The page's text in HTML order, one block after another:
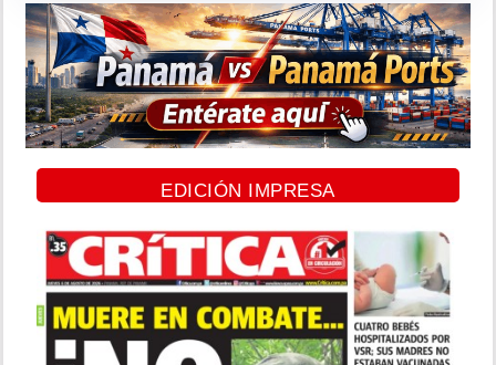
EDICIÓN IMPRESA